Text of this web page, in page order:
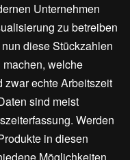
Unternehmen
zu betreiben
diese Stückzahlen
welche
zwar echte Arbeitszeit
sind meist
Werden
in diesen